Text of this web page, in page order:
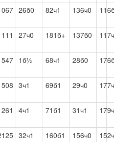
26б0 82ч1 136ч0
27ч0 181б+ 137б0
1б½ 68ч1 28б0
3ч1 69б1 29ч0
4ч1 71б1 31ч1
32ч1 160б1 156ч0